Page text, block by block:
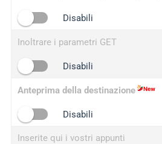
Disabili
Inoltrare i parametri GET
Disabili
Anteprima della destinazione
Disabili
Inserite qui i vostri appunti